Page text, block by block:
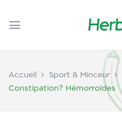
Accueil Sport & Minceur
Constipation? Hémorroïdes